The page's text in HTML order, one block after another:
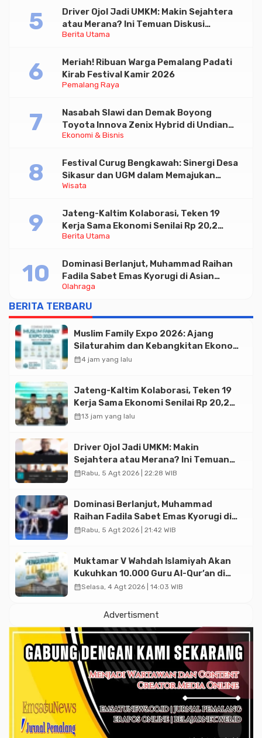
Berita Utama
Driver Ojol Jadi UMKM: Makin Sejahtera
atau Merana? Ini Temuan Diskusi
Paramadina
Pemalang Raya
Meriah! Ribuan Warga Pemalang Padati
Kirab Festival Kamir 2026
Ekonomi & Bisnis
Nasabah Slawi dan Demak Boyong
Toyota Innova Zenix Hybrid di Undian
Tabungan Bima Bank Jateng
Wisata
Festival Curug Bengkawah: Sinergi Desa
Sikasur dan UGM dalam Memajukan
Wisata serta UMKM Lokal
Berita Utama
Jateng-Kaltim Kolaborasi, Teken 19
Kerja Sama Ekonomi Senilai Rp 20,2
Triliun
Olahraga
Dominasi Berlanjut, Muhammad Raihan
Fadila Sabet Emas Kyorugi di Asian
Taekwondo Indonesia Open 2026
BERITA TERBARU
Muslim Family Expo 2026: Ajang
Silaturahim dan Kebangkitan Ekonomi
Halal di Jakarta
calendar_month4 jam yang lalu
Jateng-Kaltim Kolaborasi, Teken 19
Kerja Sama Ekonomi Senilai Rp 20,2
Triliun
calendar_month13 jam yang lalu
Driver Ojol Jadi UMKM: Makin
Sejahtera atau Merana? Ini Temuan
Diskusi Paramadina
calendar_monthRabu, 5 Agt 2026 | 22:28 WIB
Dominasi Berlanjut, Muhammad
Raihan Fadila Sabet Emas Kyorugi di
Asian Taekwondo Indonesia Open
calendar_monthRabu, 5 Agt 2026 | 21:42 WIB
Muktamar V Wahdah Islamiyah Akan
Kukuhkan 10.000 Guru Al-Qur’an di
Masjid Istiqlal
calendar_monthSelasa, 4 Agt 2026 | 14:03 WIB
Advertisment